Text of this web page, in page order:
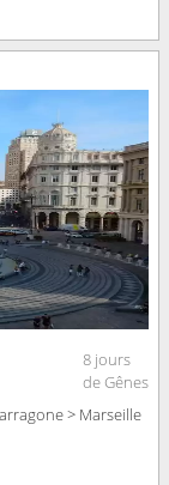
8 jours
de Gênes
> Marseille